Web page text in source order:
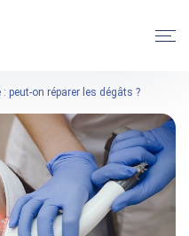
peut-on réparer les dégâts ?